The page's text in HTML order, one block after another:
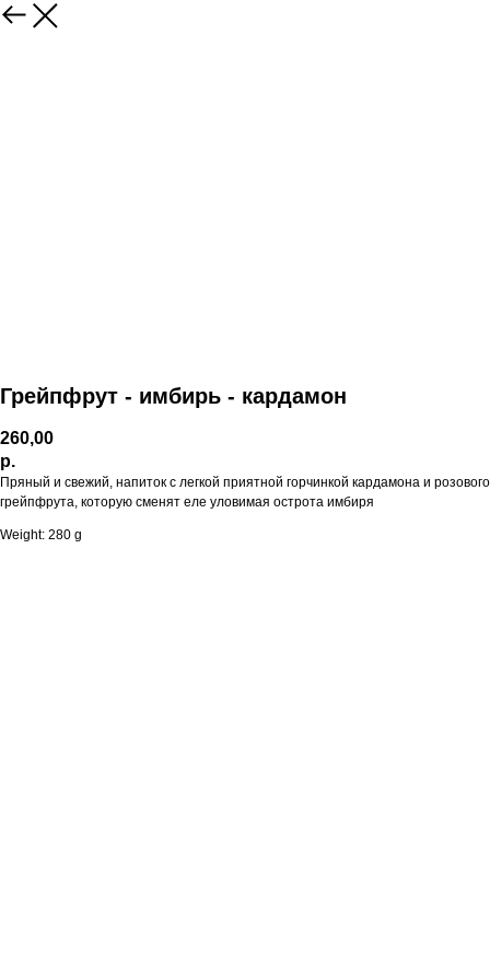
Грейпфрут - имбирь - кардамон
260,00
р.
Пряный и свежий, напиток с легкой приятной горчинкой кардамона и розового
грейпфрута, которую сменят еле уловимая острота имбиря
Weight: 280 g